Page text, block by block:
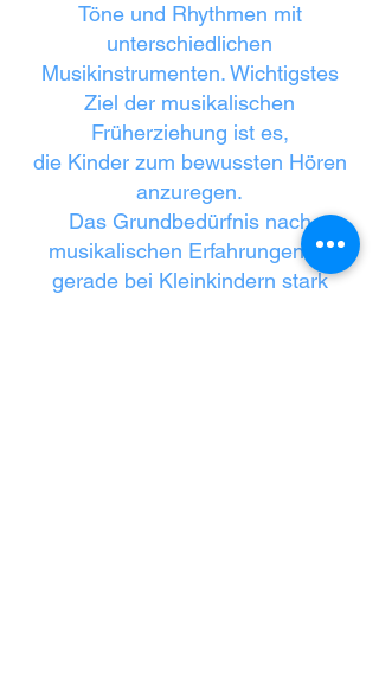
Töne und Rhythmen mit
unterschiedlichen
Musikinstrumenten. Wichtigstes
Ziel der musikalischen
Früherziehung ist es,
die Kinder zum bewussten Hören
anzuregen.
Das Grundbedürfnis nach
musikalischen Erfahrungen ist
gerade bei Kleinkindern stark